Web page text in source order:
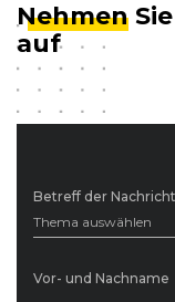
Betreff der Nachricht
Thema auswählen
Vor- und Nachname
Nehmen
auf